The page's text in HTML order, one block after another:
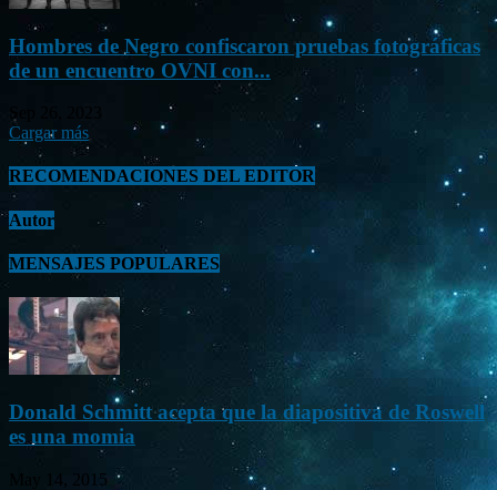
Hombres de Negro confiscaron pruebas fotográficas
de un encuentro OVNI con...
Sep 26, 2023
Cargar más
RECOMENDACIONES DEL EDITOR
Autor
MENSAJES POPULARES
Donald Schmitt acepta que la diapositiva de Roswell
es una momia
May 14, 2015